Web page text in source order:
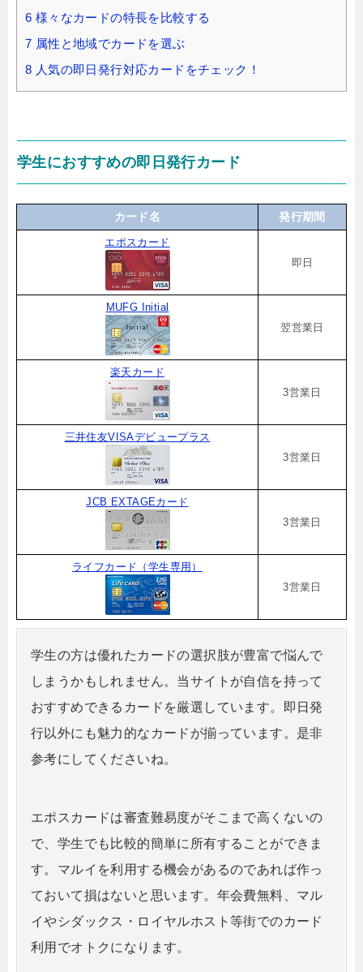
6 様々なカードの特長を比較する
7 属性と地域でカードを選ぶ
8 人気の即日発行対応カードをチェック！
学生におすすめの即日発行カード
カード名 発行期間
エポスカード
即日
MUFG Initial
翌営業日
楽天カード
3営業日
三井住友VISAデビュープラス
3営業日
JCB EXTAGEカード
3営業日
ライフカード（学生専用）
3営業日
学生の方は優れたカードの選択肢が豊富で悩んで
しまうかもしれません。当サイトが自信を持って
おすすめできるカードを厳選しています。即日発
行以外にも魅力的なカードが揃っています。是非
参考にしてくださいね。
エポスカードは審査難易度がそこまで高くないの
で、学生でも比較的簡単に所有することができま
す。マルイを利用する機会があるのであれば作っ
ておいて損はないと思います。年会費無料、マル
イやシダックス・ロイヤルホスト等街でのカード
利用でオトクになります。